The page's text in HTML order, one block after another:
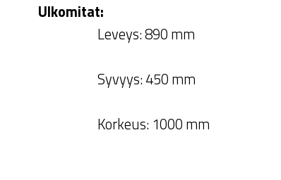
Ulkomitat:
Leveys: 890 mm
Syvyys: 450 mm
Korkeus: 1000 mm